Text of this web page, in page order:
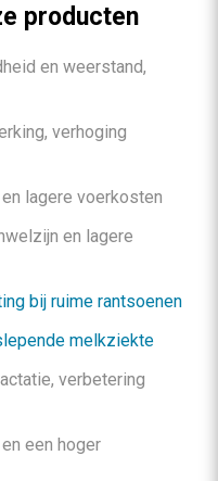
producten
en weerstand,
verhoging
lagere voerkosten
en lagere
bij ruime rantsoenen
melkziekte
verbetering
een hoger